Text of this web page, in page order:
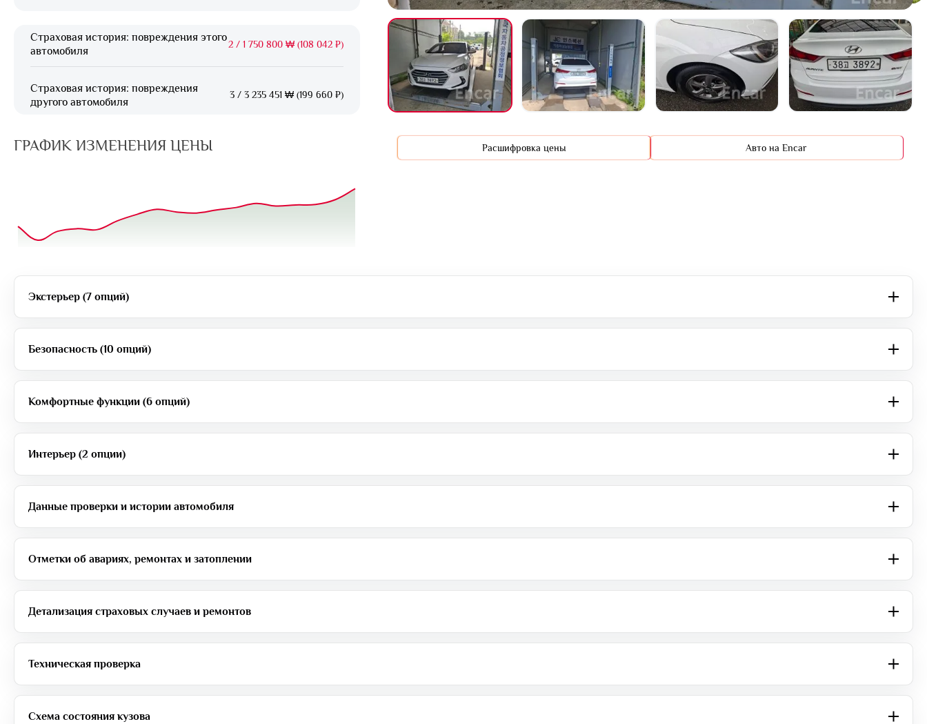
Страховая история: повреждения этого
автомобиля
2 / 1 750 800 ₩ (108 042 ₽)
Страховая история: повреждения
другого автомобиля
3 / 3 235 451 ₩ (199 660 ₽)
ГРАФИК ИЗМЕНЕНИЯ ЦЕНЫ Расшифровка цены Авто на Encar
Экстерьер (7 опций)
Безопасность (10 опций)
Комфортные функции (6 опций)
Интерьер (2 опции)
Данные проверки и истории автомобиля
Отметки об авариях, ремонтах и затоплении
Детализация страховых случаев и ремонтов
Техническая проверка
Схема состояния кузова